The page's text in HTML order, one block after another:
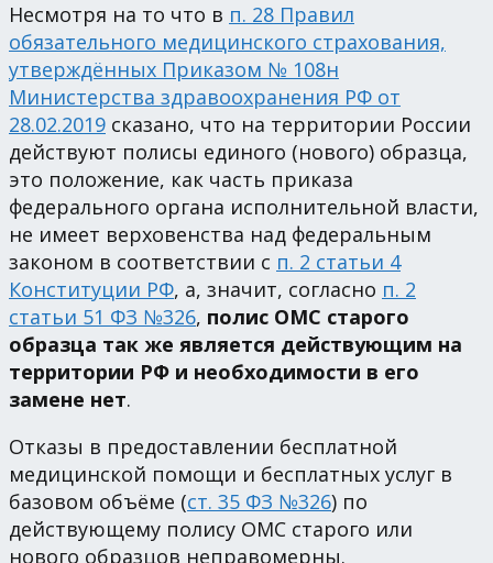
Несмотря на то что в п. 28 Правил
обязательного медицинского страхования,
утверждённых Приказом № 108н
Министерства здравоохранения РФ от
28.02.2019 сказано, что на территории России
действуют полисы единого (нового) образца,
это положение, как часть приказа
федерального органа исполнительной власти,
не имеет верховенства над федеральным
законом в соответствии с п. 2 статьи 4
Конституции РФ, а, значит, согласно п. 2
статьи 51 ФЗ №326, полис ОМС старого
образца так же является действующим на
территории РФ и необходимости в его
замене нет.
Отказы в предоставлении бесплатной
медицинской помощи и бесплатных услуг в
базовом объёме (ст. 35 ФЗ №326) по
действующему полису ОМС старого или
нового образцов неправомерны.